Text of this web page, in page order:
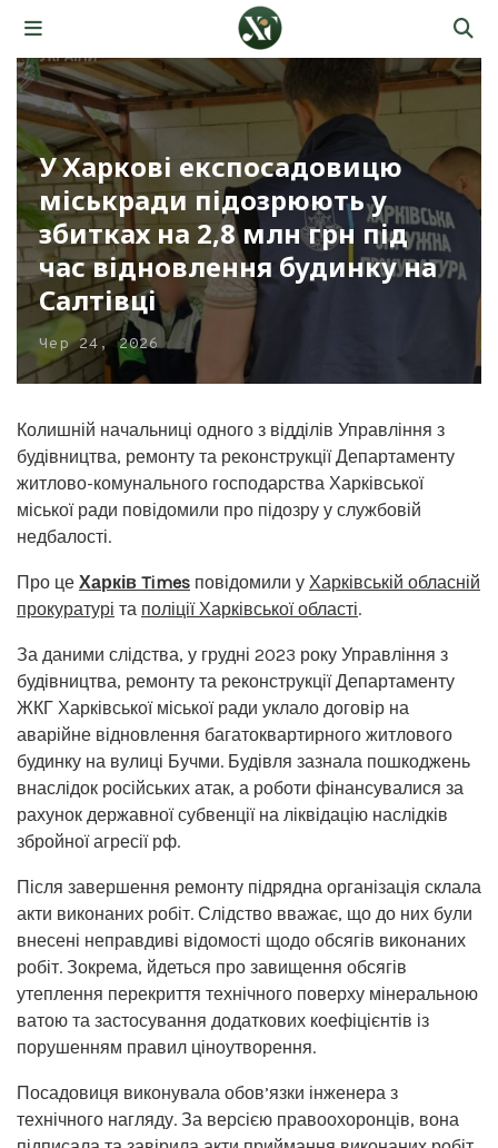
У Харкові експосадовицю
міськради підозрюють у
збитках на 2,8 млн грн під
час відновлення будинку на
Салтівці
Чер 24, 2026
Колишній начальниці одного з відділів Управління з
будівництва, ремонту та реконструкції Департаменту
житлово-комунального господарства Харківської
міської ради повідомили про підозру у службовій
недбалості.
Про це Харків Times повідомили у Харківській обласній
прокуратурі та поліції Харківської області.
За даними слідства, у грудні 2023 року Управління з
будівництва, ремонту та реконструкції Департаменту
ЖКГ Харківської міської ради уклало договір на
аварійне відновлення багатоквартирного житлового
будинку на вулиці Бучми. Будівля зазнала пошкоджень
внаслідок російських атак, а роботи фінансувалися за
рахунок державної субвенції на ліквідацію наслідків
збройної агресії рф.
Після завершення ремонту підрядна організація склала
акти виконаних робіт. Слідство вважає, що до них були
внесені неправдиві відомості щодо обсягів виконаних
робіт. Зокрема, йдеться про завищення обсягів
утеплення перекриття технічного поверху мінеральною
ватою та застосування додаткових коефіцієнтів із
порушенням правил ціноутворення.
Посадовиця виконувала обов’язки інженера з
технічного нагляду. За версією правоохоронців, вона